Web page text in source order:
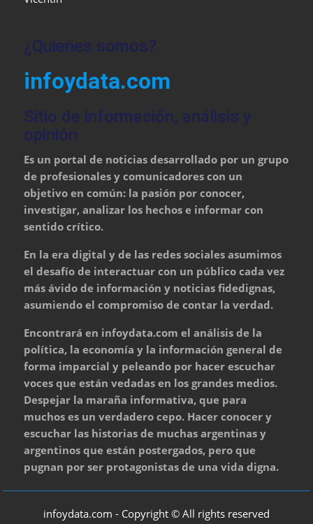
¿Quienes somos?
infoydata.com
Sitio de información, análisis y
opinión
Es un portal de noticias desarrollado por un grupo
de profesionales y comunicadores con un
objetivo en común: la pasión por conocer,
investigar, analizar los hechos e informar con
sentido crítico.
En la era digital y de las redes sociales asumimos
el desafío de interactuar con un público cada vez
más ávido de información y noticias fidedignas,
asumiendo el compromiso de contar la verdad.
Encontrará en infoydata.com el análisis de la
política, la economía y la información general de
forma imparcial y peleando por hacer escuchar
voces que están vedadas en los grandes medios.
Despejar la maraña informativa, que para
muchos es un verdadero cepo. Hacer conocer y
escuchar las historias de muchas argentinas y
argentinos que están postergados, pero que
pugnan por ser protagonistas de una vida digna.
infoydata.com - Copyright © All rights reserved